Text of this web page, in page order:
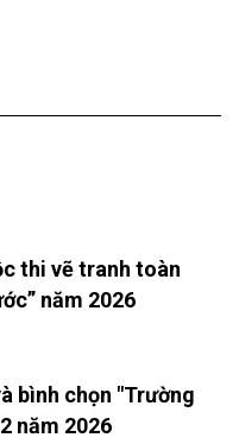
thi vẽ tranh toàn
năm 2026
bình chọn "Trường
năm 2026